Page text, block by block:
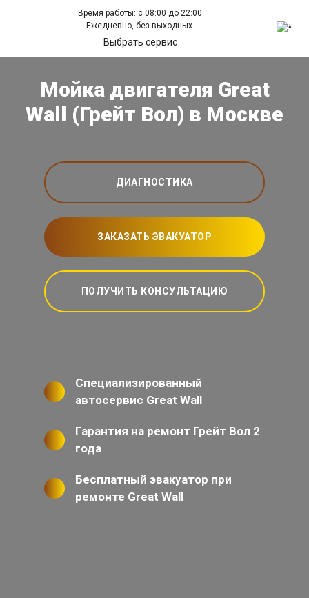
Время работы: с 08:00 до 22:00
Ежедневно, без выходных.
Выбрать сервис
Мойка двигателя Great
Wall (Грейт Вол) в Москве
ДИАГНОСТИКА
ЗАКАЗАТЬ ЭВАКУАТОР
ПОЛУЧИТЬ КОНСУЛЬТАЦИЮ
Специализированный
автосервис Great Wall
Гарантия на ремонт Грейт Вол 2
года
Бесплатный эвакуатор при
ремонте Great Wall